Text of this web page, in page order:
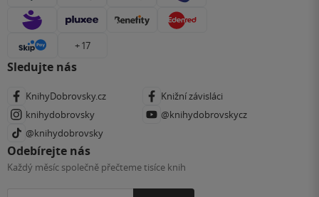
+ 17
Sledujte nás
KnihyDobrovsky.cz
Knižní závisláci
knihydobrovsky
@knihydobrovskycz
@knihydobrovsky
Odebírejte nás
Každý měsíc společně přečteme tisíce knih